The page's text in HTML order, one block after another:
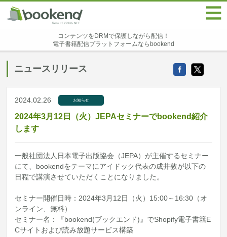
コンテンツをDRMで保護しながら配信！
電子書籍配信プラットフォームならbookend
ニュースリリース
2024.02.26 お知らせ
2024年3月12日（火）JEPAセミナーでbookend紹介
します
一般社団法人日本電子出版協会（JEPA）が主催するセミナー
にて、bookendをテーマにアイドック代表の成井敦が以下の
日程で講演させていただくことになりました。
セミナー開催日時：2024年3月12日（火）15:00～16:30（オ
ンライン、無料）
セミナー名：『bookend(ブックエンド)』でShopify電子書籍E
Cサイトおよび読み放題サービス構築